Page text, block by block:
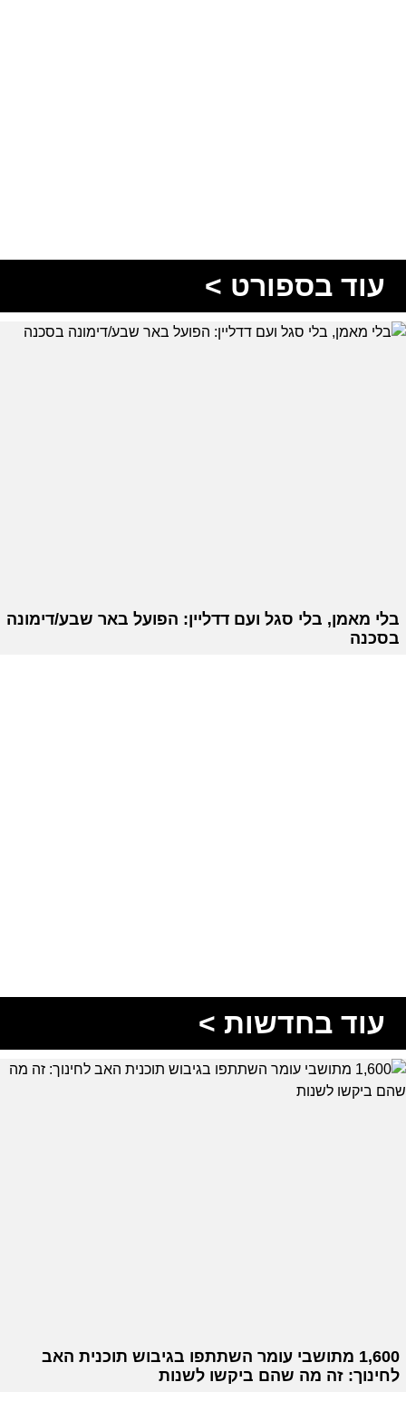
עוד בספורט >
בלי מאמן, בלי סגל ועם דדליין: הפועל באר שבע/דימונה
בסכנה
עוד בחדשות >
1,600 מתושבי עומר השתתפו בגיבוש תוכנית האב
לחינוך: זה מה שהם ביקשו לשנות